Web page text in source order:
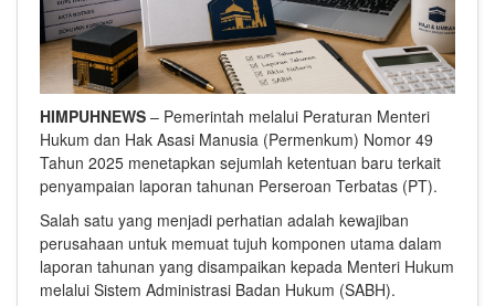
HIMPUHNEWS – Pemerintah melalui Peraturan Menteri
Hukum dan Hak Asasi Manusia (Permenkum) Nomor 49
Tahun 2025 menetapkan sejumlah ketentuan baru terkait
penyampaian laporan tahunan Perseroan Terbatas (PT).
Salah satu yang menjadi perhatian adalah kewajiban
perusahaan untuk memuat tujuh komponen utama dalam
laporan tahunan yang disampaikan kepada Menteri Hukum
melalui Sistem Administrasi Badan Hukum (SABH).